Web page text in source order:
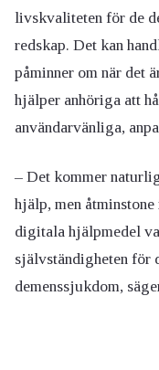
livskvaliteten för de
redskap. Det kan
påminner om när det
hjälper anhöriga att
användarvänliga,
– Det kommer
hjälp, men
digitala hjälpmedel
självständigheten för
demenssjukdom,